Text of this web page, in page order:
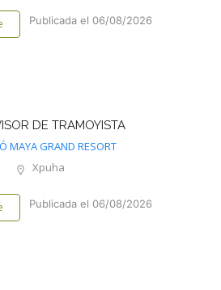
Publicada el 06/08/2026
DE TRAMOYISTA
MAYA GRAND RESORT
Xpuha
Publicada el 06/08/2026